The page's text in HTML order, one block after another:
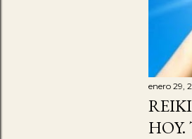
a
enero 29,